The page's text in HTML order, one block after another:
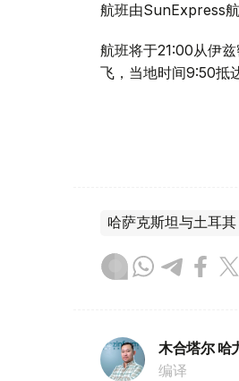
航班由SunExpress
航班将于21:00从伊
飞，当地时间9:50抵
哈萨克斯坦与土耳其
木合塔尔 哈
编译